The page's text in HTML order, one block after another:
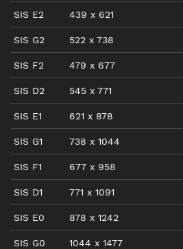
SIS E2 439 x 621
SIS G2 522 x 738
SIS F2 479 x 677
SIS D2 545 x 771
SIS E1 621 x 878
SIS G1 738 x 1044
SIS F1 677 x 958
SIS D1 771 x 1091
SIS E0 878 x 1242
SIS G0 1044 x 1477